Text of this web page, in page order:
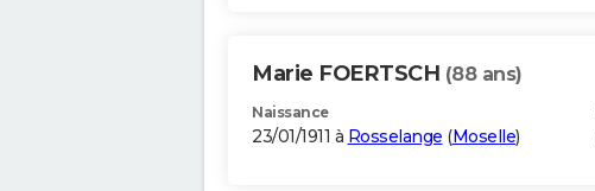
Marie FOERTSCH (88 ans)
Naissance
23/01/1911 à Rosselange (Moselle)